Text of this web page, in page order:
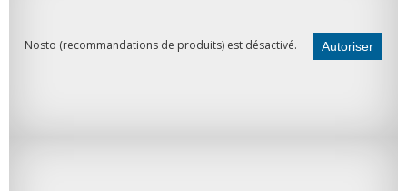
Nosto (recommandations de produits) est désactivé. Autoriser